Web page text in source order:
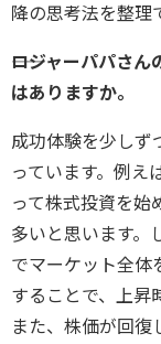
降の思考法を整理
――ロジャーパパさ
はありますか。
成功体験を少しず
っています。例え
って株式投資を始
多いと思います。
でマーケット全体
することで、上昇
また、株価が回